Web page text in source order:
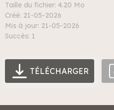
Taille du fichier: 4.20 Mo
Créé: 21-05-2026
Mis à jour: 21-05-2026
Succès: 1
TÉLÉCHARGER